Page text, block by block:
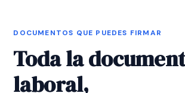
DOCUMENTOS QUE PUEDES FIRMAR
Toda la
laboral,